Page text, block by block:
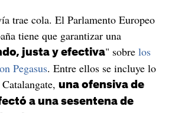
trae cola. El Parlamento Europeo
tiene que garantizar una
justa y efectiva" sobre los
Pegasus. Entre ellos se incluye lo
una ofensiva de
a una sesentena de